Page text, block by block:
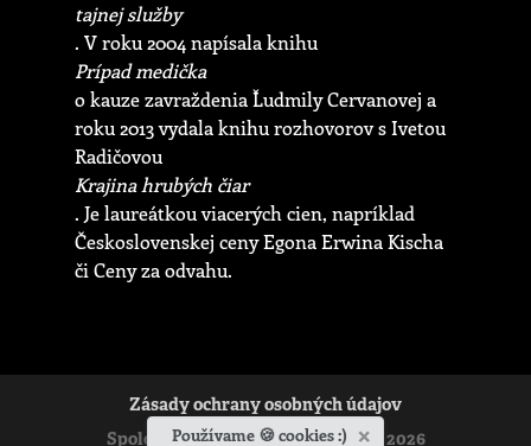
tajnej služby
. V roku 2004 napísala knihu
Prípad medička
o kauze zavraždenia Ľudmily Cervanovej a
roku 2013 vydala knihu rozhovorov s Ivetou
Radičovou
Krajina hrubých čiar
. Je laureátkou viacerých cien, napríklad
Československej ceny Egona Erwina Kischa
či Ceny za odvahu.
Zásady ochrany osobných údajov
Spoločenstvo Ladislava Hanusa © 2026
Používame 🍪 cookies :) ×